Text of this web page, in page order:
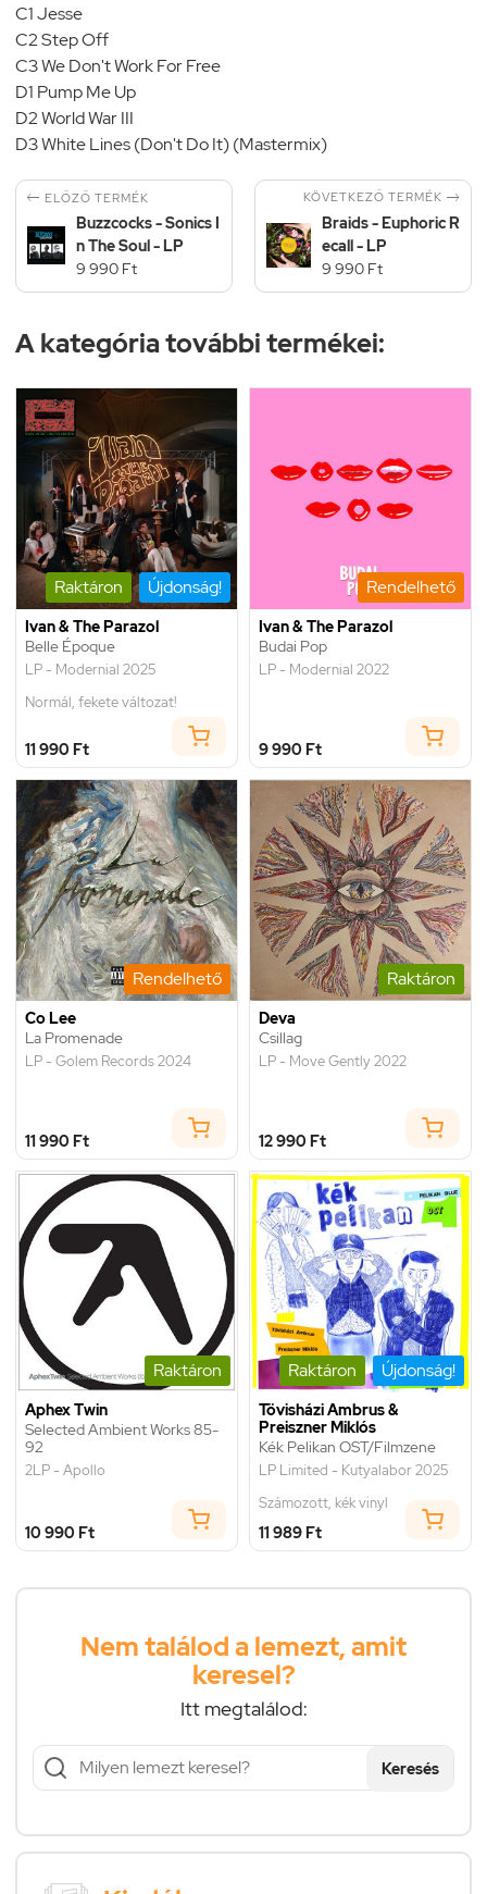
C1 Jesse
C2 Step Off
C3 We Don't Work For Free
D1 Pump Me Up
D2 World War III
D3 White Lines (Don't Do It) (Mastermix)
 ELŐZŐ TERMÉK
Buzzcocks - Sonics I
n The Soul - LP
9 990 Ft
KÖVETKEZŐ TERMÉK 
Braids - Euphoric R
ecall - LP
9 990 Ft
A kategória további termékei:
Raktáron Újdonság!
Ivan & The Parazol
Belle Époque
LP - Modernial 2025
Normál, fekete változat!
11 990 Ft
Rendelhető
Ivan & The Parazol
Budai Pop
LP - Modernial 2022
9 990 Ft
Rendelhető
Co Lee
La Promenade
LP - Golem Records 2024
11 990 Ft
Raktáron
Deva
Csillag
LP - Move Gently 2022
12 990 Ft
Raktáron
Aphex Twin
Selected Ambient Works 85-
92
2LP - Apollo
10 990 Ft
Raktáron Újdonság!
Tövisházi Ambrus &
Preiszner Miklós
Kék Pelikan OST/Filmzene
LP Limited - Kutyalabor 2025
Számozott, kék vinyl
11 989 Ft
Nem találod a lemezt, amit
keresel?
Itt megtalálod:
Keresés